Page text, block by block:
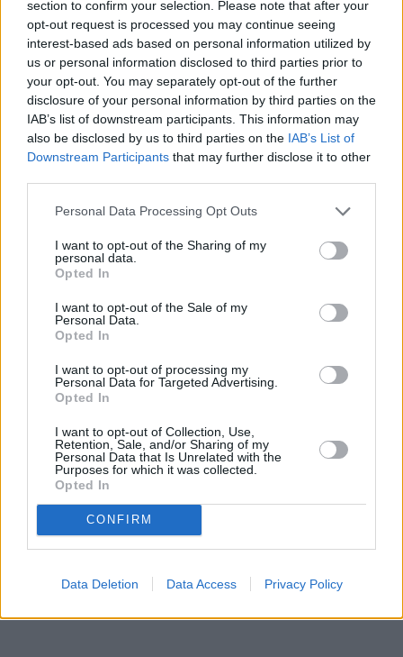
section to confirm your selection. Please note that after your
opt-out request is processed you may continue seeing
interest-based ads based on personal information utilized by
us or personal information disclosed to third parties prior to
your opt-out. You may separately opt-out of the further
disclosure of your personal information by third parties on the
IAB’s list of downstream participants. This information may
also be disclosed by us to third parties on the IAB’s List of
Downstream Participants that may further disclose it to other
Personal Data Processing Opt Outs
I want to opt-out of the Sharing of my
personal data.
Opted In
I want to opt-out of the Sale of my
Personal Data.
Opted In
I want to opt-out of processing my
Personal Data for Targeted Advertising.
Opted In
I want to opt-out of Collection, Use,
Retention, Sale, and/or Sharing of my
Personal Data that Is Unrelated with the
Purposes for which it was collected.
Opted In
CONFIRM
Data Deletion Data Access Privacy Policy
07.08.2026 -
Specialista pro elektronická zařízení údržby (m/ž) (tř.
Klementa 869, Mladá Boleslav II)
06.08.2026 -Bosch Powertrain s.r.o. Jihlava • CNC operátor• mzda
Kč • náborový bonus 50.000 Kč • příspěvek na ubytování (Jihlava,
Jihlava)
06.08.2026 -
Bosch Powertrain s.r.o. • montážní dělník • mzda 44.700
týdenní zálohy na mzdu 2.000 Kč (Jihlava, okres Jihlava)
... další nabídky zaměstnání
Vybrané články
Prima sport - co nabídne v prvním
Parabola.cz
- web o satelitní, terestrické a kabelové televizi, ©
O webu parabola.cz•O souborech cookies•
Kontakt
Dovolená u moře•Bazény